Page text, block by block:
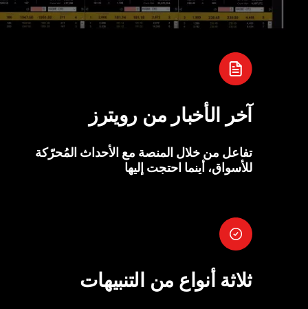
آخر الأخبار من رويترز
تفاعل من خلال المنصة مع الأحداث المُحرّكة
للأسواق، أينما احتجت إليها
ثلاثة أنواع من التنبيهات